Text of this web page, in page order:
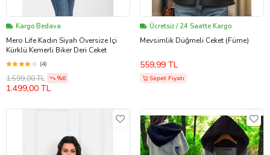
Kargo Bedava
Mero Life Kadın Siyah Oversize Içi
Kürklü Kemerli Biker Deri Ceket
(4)
1.599,00 TL %6
1.499,00 TL
Ücretsiz / 24 Saatte Kargo
Mevsimlik Düğmeli Ceket (Füme)
559,99 TL
Sepet Fiyatı